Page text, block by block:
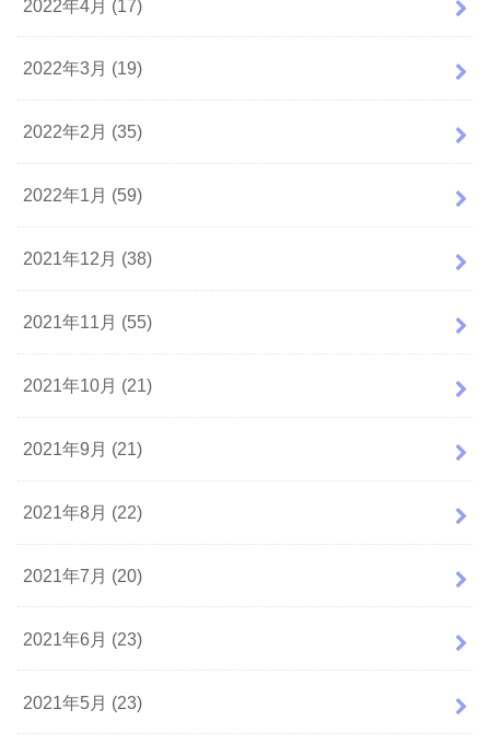
2022年4月 (17)
2022年3月 (19)
2022年2月 (35)
2022年1月 (59)
2021年12月 (38)
2021年11月 (55)
2021年10月 (21)
2021年9月 (21)
2021年8月 (22)
2021年7月 (20)
2021年6月 (23)
2021年5月 (23)